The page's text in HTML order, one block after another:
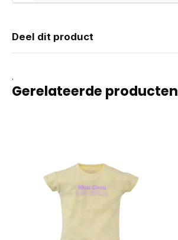
Deel dit product
.
Gerelateerde producten